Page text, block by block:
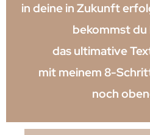
in deine in Zukunft
bekommst du
das ultimative
mit meinem 8-
noch